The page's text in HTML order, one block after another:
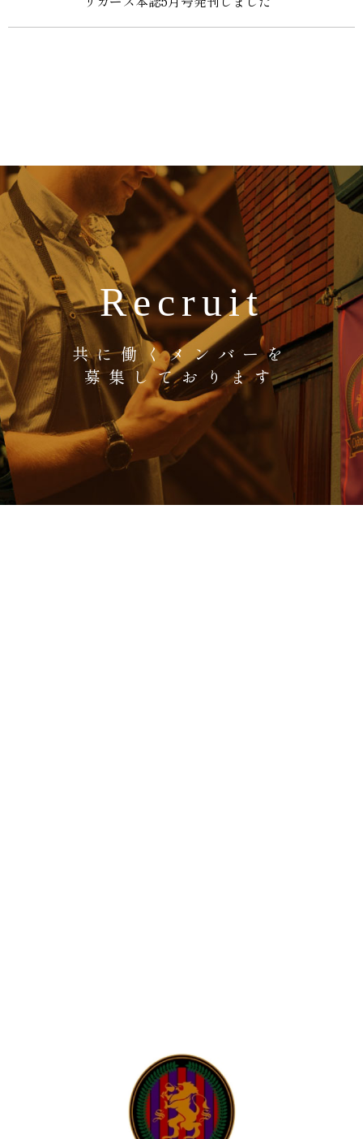
Recruit
共に働くメンバーを
募集しております